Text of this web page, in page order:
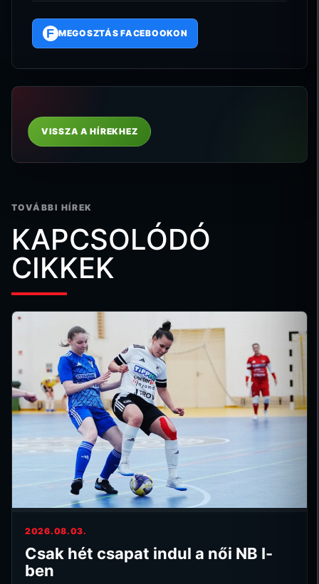
F MEGOSZTÁS FACEBOOKON
VISSZA A HÍREKHEZ
TOVÁBBI HÍREK
KAPCSOLÓDÓ
CIKKEK
2026.08.03.
Csak hét csapat indul a női NB I-
ben